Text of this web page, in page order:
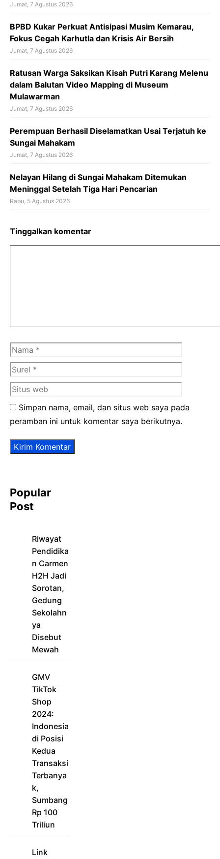
Jumat, 7 Agustus 2026
BPBD Kukar Perkuat Antisipasi Musim Kemarau,
Fokus Cegah Karhutla dan Krisis Air Bersih
Jumat, 7 Agustus 2026
Ratusan Warga Saksikan Kisah Putri Karang Melenu
dalam Balutan Video Mapping di Museum
Mulawarman
Jumat, 7 Agustus 2026
Perempuan Berhasil Diselamatkan Usai Terjatuh ke
Sungai Mahakam
Jumat, 7 Agustus 2026
Nelayan Hilang di Sungai Mahakam Ditemukan
Meninggal Setelah Tiga Hari Pencarian
Rabu, 5 Agustus 2026
Tinggalkan komentar
Nama
web
Simpan nama, email, dan situs web saya pada
peramban ini untuk komentar saya berikutnya.
Popular
Post
Riwayat
Pendidika
n Carmen
H2H Jadi
Sorotan,
Gedung
Sekolahn
ya
Disebut
Mewah
GMV
TikTok
Shop
2024:
Indonesia
di Posisi
Kedua
Transaksi
Terbanya
k,
Sumbang
Rp 100
Triliun
Link